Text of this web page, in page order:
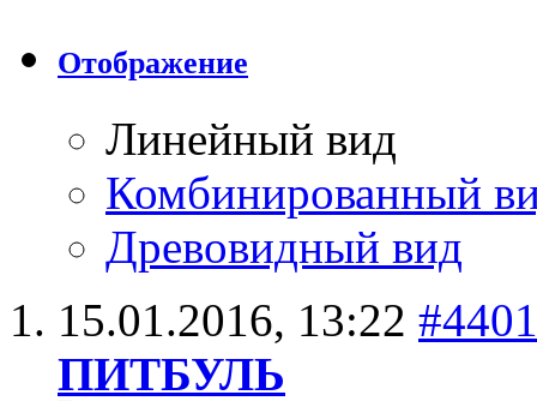
Отображение
Линейный вид
Комбинированный
Древовидный вид
15.01.2016, 13:22 #4401
ПИТБУЛЬ